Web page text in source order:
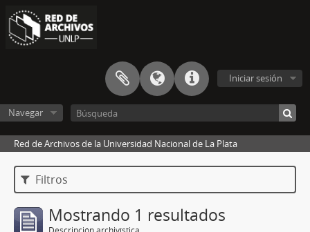
Iniciar sesión
Navegar
Red de Archivos de la Universidad Nacional de La Plata
Filtros
Mostrando 1 resultados